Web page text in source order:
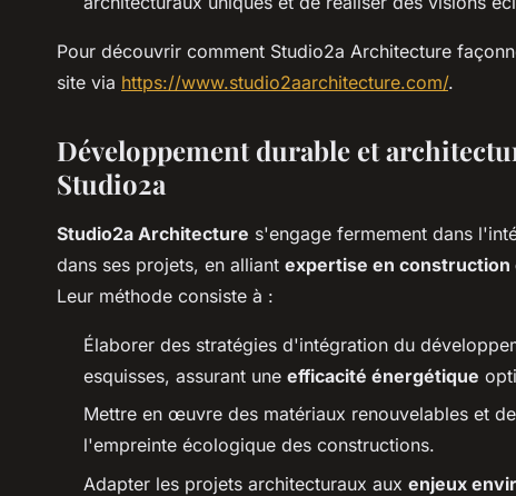
Pour découvrir comment Studio2a Architecture
site via https://www.studio2aarchitecture.com/.
Développement durable et
Studio2a
Studio2a Architecture s'engage fermement dans
dans ses projets, en alliant expertise en construction
Leur méthode consiste à :
Élaborer des stratégies d'intégration du
esquisses, assurant une efficacité énergétique
Mettre en œuvre des matériaux renouvelables et
l'empreinte écologique des constructions.
Adapter les projets architecturaux aux enjeux